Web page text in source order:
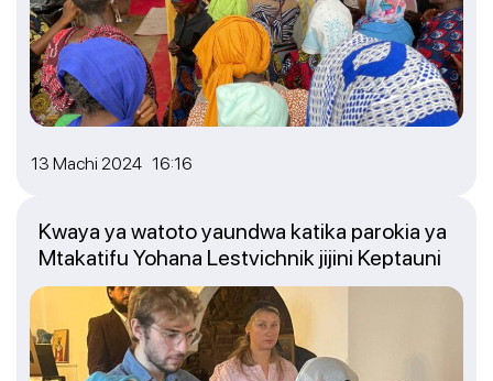
13 Machi 2024 16:16
Kwaya ya watoto yaundwa katika parokia ya
Mtakatifu Yohana Lestvichnik jijini Keptauni